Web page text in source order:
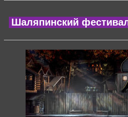
Шаляпинский